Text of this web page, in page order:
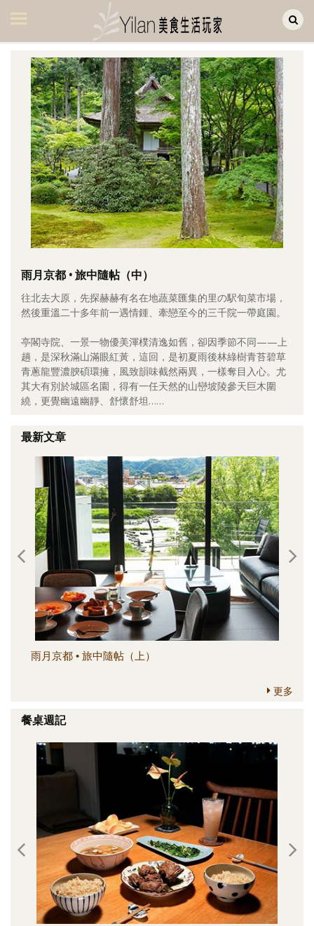
美食集
美飲集
廚房集
旅遊集
旅遊美食集
生活風
書房集
日記簿
餐桌週記
享樂隨手拍
影音區
創意出版服務
關於Yilan
個人著作
活動實況記錄
媒體報導一覽
合作與代言
訂閱電子報
雨月京都 • 旅中隨帖（中）
往北去大原，先探赫赫有名在地蔬菜匯集的里の駅旬菜市場，
然後重溫二十多年前一遇情鍾、牽戀至今的三千院一帶庭園。
亭閣寺院、一景一物優美渾樸清逸如舊，卻因季節不同——上
趟，是深秋滿山滿眼紅黃，這回，是初夏雨後林綠樹青苔碧草
青蔥龍豐濃腴碩環擁，風致韻味截然兩異，一樣奪目入心。尤
其大有別於城區名園，得有一任天然的山巒坡陵參天巨木圍
繞，更覺幽遠幽靜、舒懷舒坦……
最新文章
雨月京都 • 旅中隨帖（上）
更多
餐桌週記